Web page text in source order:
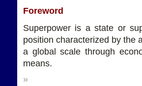
Foreword
Superpower is a state or
position characterized by the
a global scale through
means.
»